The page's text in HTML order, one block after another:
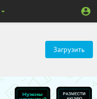
Загрузить